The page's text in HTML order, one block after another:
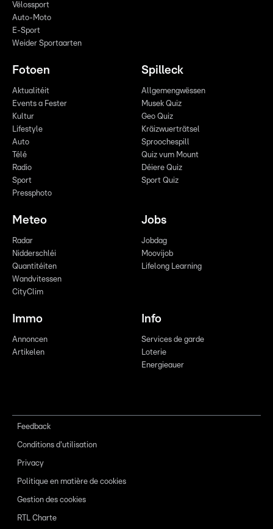
Vëlossport
Auto-Moto
E-Sport
Weider Sportaarten
Fotoen
Aktualitéit
Events a Fester
Kultur
Lifestyle
Auto
Télé
Radio
Sport
Pressphoto
Spilleck
Allgemengwëssen
Musek Quiz
Geo Quiz
Kräizwuerträtsel
Sproochespill
Quiz vum Mount
Déiere Quiz
Sport Quiz
Meteo
Radar
Nidderschléi
Quantitéiten
Wandvitessen
CityClim
Jobs
Jobdag
Moovijob
Lifelong Learning
Immo
Annoncen
Artikelen
Info
Services de garde
Loterie
Energieauer
Feedback
Conditions d'utilisation
Privacy
Politique en matière de cookies
Gestion des cookies
RTL Charte